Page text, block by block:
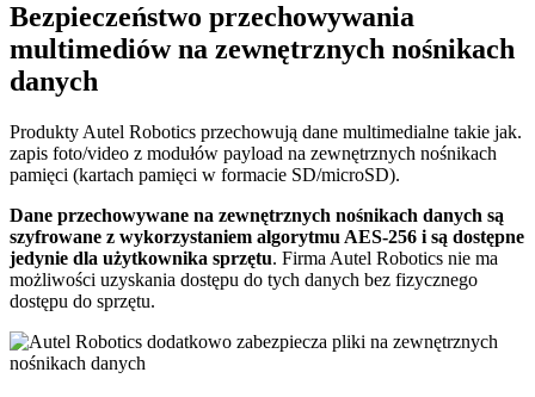
Bezpieczeństwo przechowywania
multimediów na zewnętrznych nośnikach
danych
Produkty Autel Robotics przechowują dane multimedialne takie jak.
zapis foto/video z modułów payload na zewnętrznych nośnikach
pamięci (kartach pamięci w formacie SD/microSD).
Dane przechowywane na zewnętrznych nośnikach danych są
szyfrowane z wykorzystaniem algorytmu AES-256 i są dostępne
jedynie dla użytkownika sprzętu. Firma Autel Robotics nie ma
możliwości uzyskania dostępu do tych danych bez fizycznego
dostępu do sprzętu.